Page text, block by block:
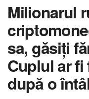
Milionarul
sa, găsiți
Cuplul ar
după o